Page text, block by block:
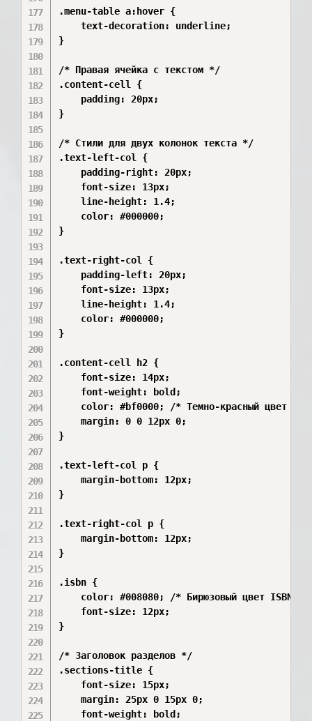
.menu-table a:hover {
    text-decoration: underline;
}
/* Правая ячейка с текстом */
.content-cell {
    padding: 20px;
}
/* Стили для двух колонок текста */
.text-left-col {
    padding-right: 20px;
    font-size: 13px;
    line-height: 1.4;
    color: #000000;
}
.text-right-col {
    padding-left: 20px;
    font-size: 13px;
    line-height: 1.4;
    color: #000000;
}
.content-cell h2 {
    font-size: 14px;
    font-weight: bold;
color: #bf0000; /* Темно-красный цвет
    margin: 0 0 12px 0;
}
.text-left-col p {
    margin-bottom: 12px;
}
.text-right-col p {
    margin-bottom: 12px;
}
.isbn {
    color: #008080; /* Бирюзовый цвет ISBN */
    font-size: 12px;
}
/* Заголовок разделов */
.sections-title {
    font-size: 15px;
    margin: 25px 0 15px 0;
    font-weight: bold;